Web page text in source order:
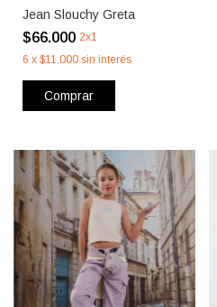
Jean Slouchy Greta
$66.000 2x1
6 x $11.000 sin interés
Comprar